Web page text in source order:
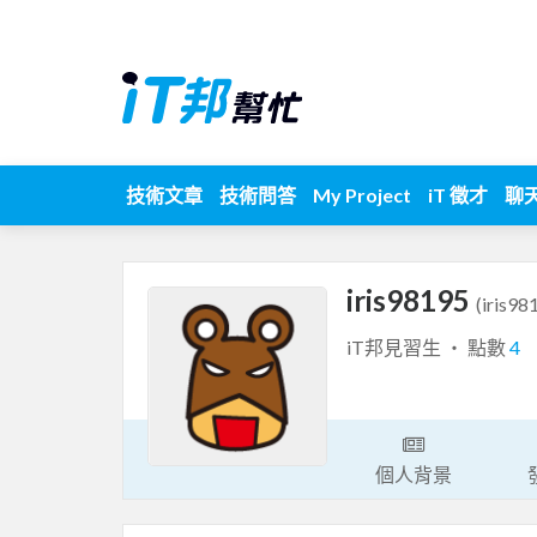
技術文章 技術問答 My Project iT 徵才 聊
iris98195
iT邦見習生 ‧ 點數4
個人背景